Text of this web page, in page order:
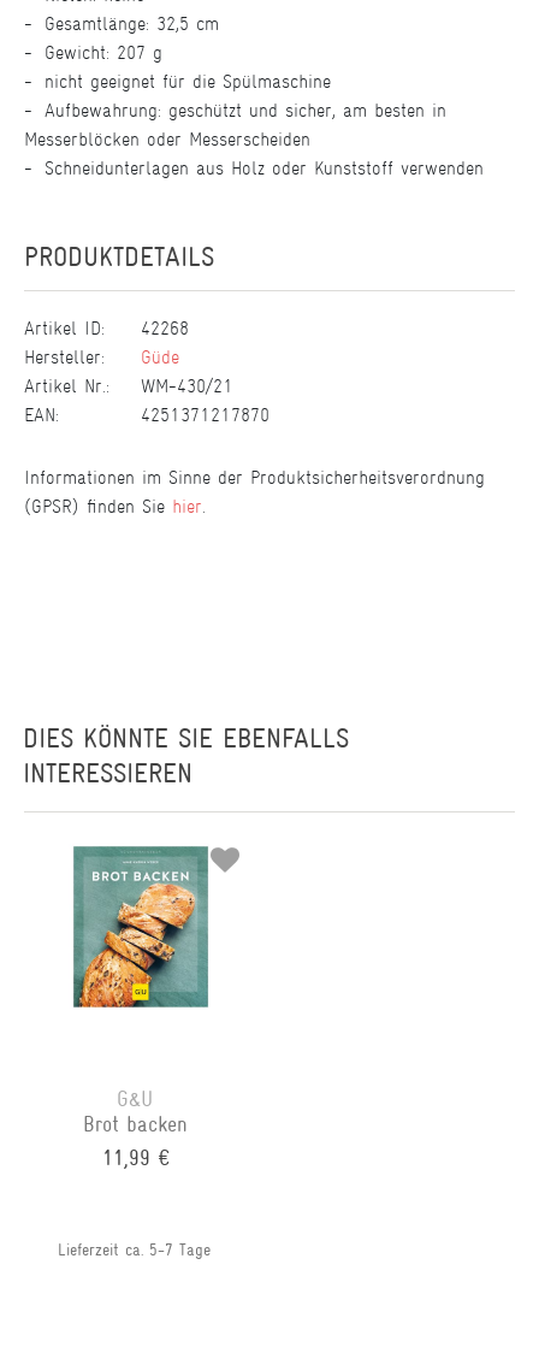
Gesamtlänge: 32,5 cm
Gewicht: 207 g
nicht geeignet für die Spülmaschine
Aufbewahrung: geschützt und sicher, am besten in
Messerblöcken oder Messerscheiden
Schneidunterlagen aus Holz oder Kunststoff verwenden
PRODUKTDETAILS
Artikel ID:
42268
Hersteller:
Güde
Artikel Nr.:
WM-430/21
EAN:
4251371217870
Informationen im Sinne der Produktsicherheitsverordnung
(GPSR) finden Sie hier
DIES KÖNNTE SIE EBENFALLS
INTERESSIEREN
G&U
Brot backen
11,99 €
Lieferzeit ca. 5-7 Tage